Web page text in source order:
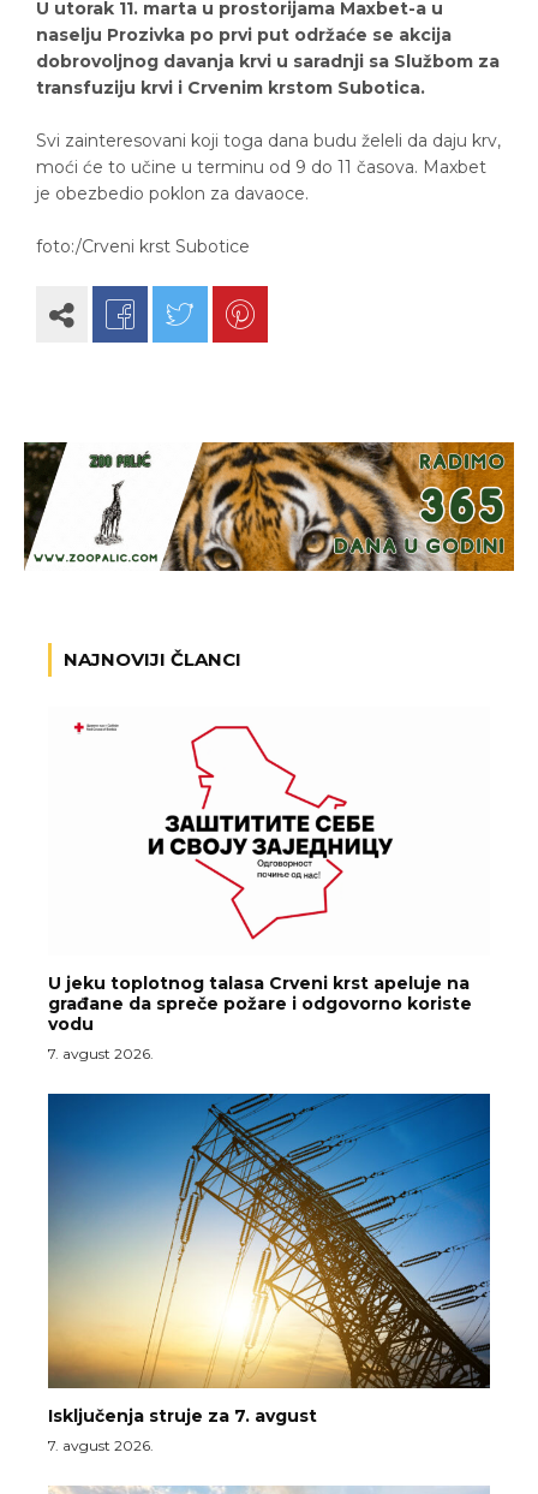
U utorak 11. marta u prostorijama Maxbet-a u
naselju Prozivka po prvi put održaće se akcija
dobrovoljnog davanja krvi u saradnji sa Službom za
transfuziju krvi i Crvenim krstom Subotica.
Svi zainteresovani koji toga dana budu želeli da daju krv,
moći će to učine u terminu od 9 do 11 časova. Maxbet
je obezbedio poklon za davaoce.
foto:/Crveni krst Subotice
NAJNOVIJI ČLANCI
U jeku toplotnog talasa Crveni krst apeluje na
građane da spreče požare i odgovorno koriste
vodu
7. avgust 2026.
Isključenja struje za 7. avgust
7. avgust 2026.